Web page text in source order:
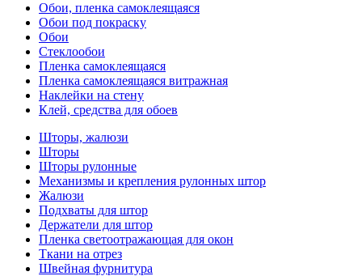
Обои, пленка самоклеящаяся
Обои под покраску
Обои
Стеклообои
Пленка самоклеящаяся
Пленка самоклеящаяся витражная
Наклейки на стену
Клей, средства для обоев
Шторы, жалюзи
Шторы
Шторы рулонные
Механизмы и крепления рулонных штор
Жалюзи
Подхваты для штор
Держатели для штор
Пленка светоотражающая для окон
Ткани на отрез
Швейная фурнитура